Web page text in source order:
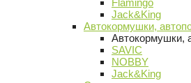
Flamingo
Jack&King
Автокормушки,
Автокормушки,
SAVIC
NOBBY
Jack&King